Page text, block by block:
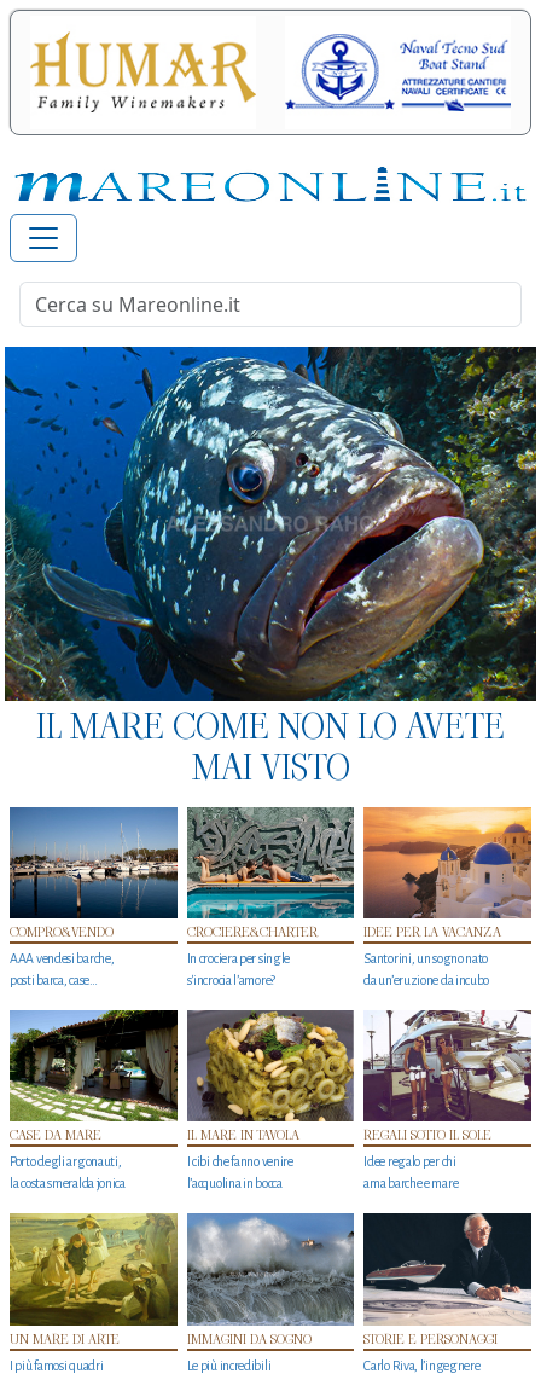
IL MARE COME NON LO AVETE
MAI VISTO
COMPRO&VENDO
AAA vendesi barche,
posti barca, case…
CROCIERE&CHARTER
In crociera per single
s'incrocia l’amore?
IDEE PER LA VACANZA
Santorini, un sogno nato
da un’eruzione da incubo
CASE DA MARE
Porto degli argonauti,
la costa smeralda jonica
IL MARE IN TAVOLA
I cibi che fanno venire
l’acquolina in bocca
REGALI SOTTO IL SOLE
Idee regalo per chi
ama barche e mare
UN MARE DI ARTE
I più famosi quadri
IMMAGINI DA SOGNO
Le più incredibili
STORIE E PERSONAGGI
Carlo Riva, l’ingegnere